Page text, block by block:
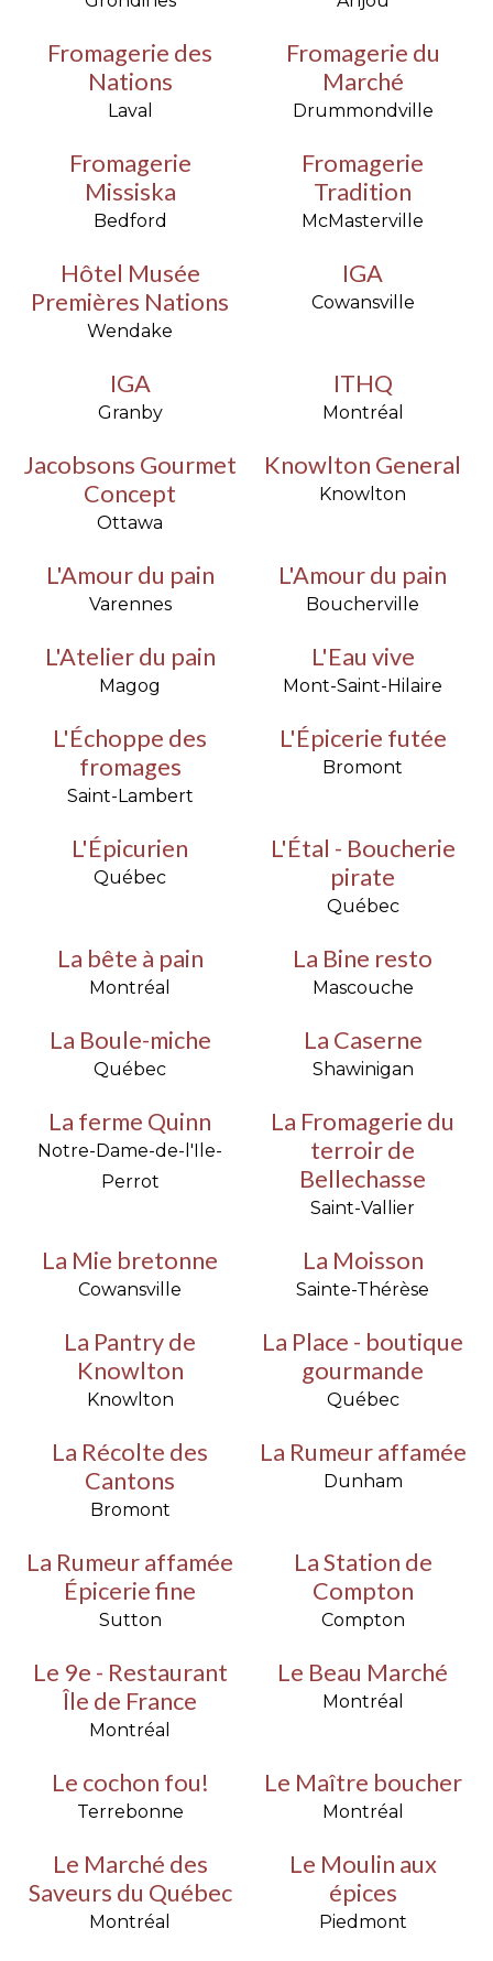
Fromagerie des
Nations
Laval
Fromagerie du
Marché
Drummondville
Fromagerie
Missiska
Bedford
Fromagerie
Tradition
McMasterville
Hôtel Musée
Premières Nations
Wendake
IGA
Cowansville
IGA
Granby
ITHQ
Montréal
Jacobsons Gourmet
Concept
Ottawa
Knowlton General
Knowlton
L'Amour du pain
Varennes
L'Amour du pain
Boucherville
L'Atelier du pain
Magog
L'Eau vive
Mont-Saint-Hilaire
L'Échoppe des
fromages
Saint-Lambert
L'Épicerie futée
Bromont
L'Épicurien
Québec
L'Étal - Boucherie
pirate
Québec
La bête à pain
Montréal
La Bine resto
Mascouche
La Boule-miche
Québec
La Caserne
Shawinigan
La ferme Quinn
Notre-Dame-de-l'Ile-
Perrot
La Fromagerie du
terroir de
Bellechasse
Saint-Vallier
La Mie bretonne
Cowansville
La Moisson
Sainte-Thérèse
La Pantry de
Knowlton
Knowlton
La Place - boutique
gourmande
Québec
La Récolte des
Cantons
Bromont
La Rumeur affamée
Dunham
La Rumeur affamée
Épicerie fine
Sutton
La Station de
Compton
Compton
Le 9e - Restaurant
Île de France
Montréal
Le Beau Marché
Montréal
Le cochon fou!
Terrebonne
Le Maître boucher
Montréal
Le Marché des
Saveurs du Québec
Montréal
Le Moulin aux
épices
Piedmont